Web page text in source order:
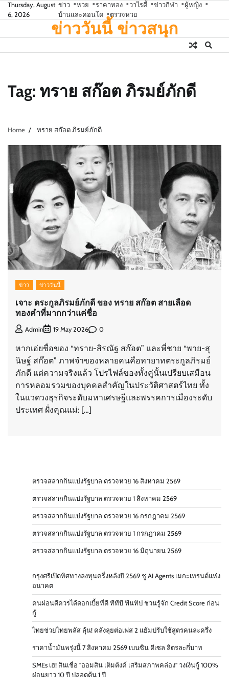
Skip
to
Thursday, August
6, 2026
ข่าว หวย ราคาทอง วาไรตี้ ข่าวกีฬา
ผู้หญิง
บ้านและคอนโด
ตรวจหวย
ข่าววันนี้ ข่าวสนุก
Tag: ทราย สก๊อต ภิรมย์ภักดี
Home ทราย สก๊อต ภิรมย์ภักดี
ข่าว ข่าววันนี้
เจาะ ตระกูลภิรมย์ภักดี ของ ทราย สก๊อต สายเลือด
ทองคำที่มากกว่าแค่ชื่อ
Admin 19 May 2026 0
หากเอ่ยชื่อของ “ทราย-สิรณัฐ สก๊อต” และพี่ชาย “พาย-สุ
นิษฐ์ สก๊อต” ภาพจำของหลายคนคือทายาทตระกูลภิรมย์
ภักดี แต่ความจริงแล้ว โปรไฟล์ของทั้งคู่นั้นเปรียบเสมือน
การหลอมรวมของบุคคลสำคัญในประวัติศาสตร์ไทย ทั้ง
ในแวดวงธุรกิจระดับมหาเศรษฐีและพรรคการเมืองระดับ
ประเทศ ฝั่งคุณแม่: […]
ตรวจสลากกินแบ่งรัฐบาล ตรวจหวย 16 สิงหาคม 2569
ตรวจสลากกินแบ่งรัฐบาล ตรวจหวย 1 สิงหาคม 2569
ตรวจสลากกินแบ่งรัฐบาล ตรวจหวย 16 กรกฎาคม 2569
ตรวจสลากกินแบ่งรัฐบาล ตรวจหวย 1 กรกฎาคม 2569
ตรวจสลากกินแบ่งรัฐบาล ตรวจหวย 16 มิถุนายน 2569
กรุงศรีเปิดทิศทางลงทุนครึ่งหลังปี 2569 ชู AI Agents เมกะเทรนด์แห่ง
อนาคต
คนผ่อนดีควรได้ดอกเบี้ยที่ดี ทีทีบี ฟินทิป ชวนรู้จัก Credit Score ก่อน
กู้
ไทยช่วยไทยพลัส ลุ้น! คลังลุยต่อเฟส 2 แย้มปรับใช้สูตรคนละครึ่ง
ราคาน้ำมันพรุ่งนี้ 7 สิงหาคม 2569 เบนซิน ดีเซล ลิตรละกี่บาท
SMEs เฮ! สินเชื่อ "ออมสิน เติมตังค์ เสริมสภาพคล่อง" วงเงินกู้ 100%
ผ่อนยาว 10 ปี ปลอดต้น 1 ปี